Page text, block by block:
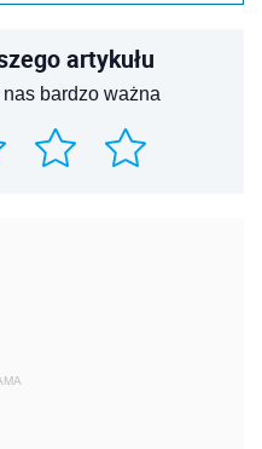
artykułu
bardzo ważna